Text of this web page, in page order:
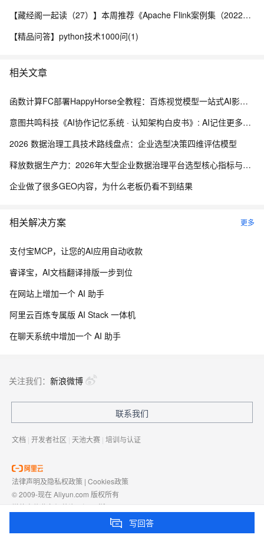
【藏经阁一起读（27）】本周推荐《Apache Flink案例集（2022版）》，你有哪些心得？
【精品问答】python技术1000问(1)
相关文章
函数计算FC部署HappyHorse全教程：百炼视觉模型一站式AI影视画布搭建实操
意图共鸣科技《AI协作记忆系统 · 认知架构白皮书》: AI记住更多，是错的
2026 数据治理工具技术路线盘点：企业选型决策四维评估模型
释放数据生产力：2026年大型企业数据治理平台选型核心指标与最佳实践
企业做了很多GEO内容，为什么老板仍看不到结果
相关解决方案 更多
支付宝MCP，让您的AI应用自动收款
睿译宝，AI文档翻译排版一步到位
在网站上增加一个 AI 助手
阿里云百炼专属版 AI Stack 一体机
在聊天系统中增加一个 AI 助手
写回答
关注我们： 新浪微博
联系我们
文档 | 开发者社区 | 天池大赛 | 培训与认证
法律声明及隐私权政策 | Cookies政策
© 2009-现在 Aliyun.com 版权所有
增值电信业务经营许可证： 浙B2-20080101
浙D3-20210002
浙公网安备 33010602009975号浙B2-20080101-4